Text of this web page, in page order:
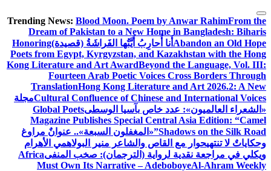
التجاوز
إلى
المحتوى
Trending News: Blood Moon. Poem by Anwar RahimFrom the
Dream of Pakistan to a New Home in Bangladesh: Biharis
Abandon an Old Hope أَنا أُحارِبُ أَيَّتُها الفَراشَةُ (قصيدة)Honoring
Poets from Egypt, Kyrgyzstan, and Kazakhstan with the Hong
Kong Literature and Art AwardBeyond the Language, Vol. III:
Fourteen Arab Poetic Voices Cross Borders Through
TranslationHong Kong Literature and Art 2026.2: A New
Cultural Confluence of Chinese and International Voicesمجلة
«الشعراء العالميون»: عدد خاص بآسيا الوسطىGlobal Poets
Magazine Publishes Special Central Asia Edition: “Camel
Shadows on the Silk Road” «المغفلون السبعة».. عنوانٌ مراوغ
وحكاياتٌ لا تنتهيحوار مع القاص والشاعر منير البولاهمي الأهرام
ويكلي في مراجعة نقدية لرواية (الترجمان): صخب المنفىAfrica
Must Own Its Narrative – AdeboboyeAl-Ahram Weekly